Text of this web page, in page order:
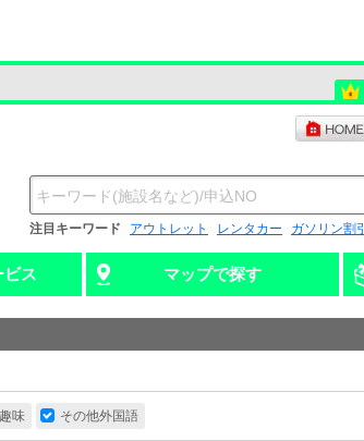
注目キーワード アウトレット レンタカー ガソリン割引
ビス マップで探す
味 その他外国語